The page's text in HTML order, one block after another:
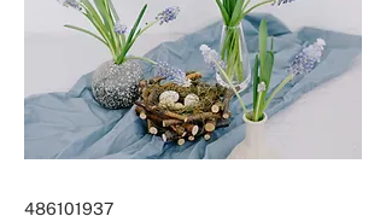
486101937